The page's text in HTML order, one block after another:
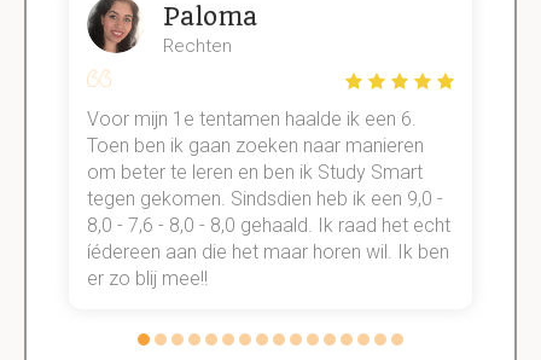
Paloma
Rechten
Voor mijn 1e tentamen haalde ik een 6.
Toen ben ik gaan zoeken naar manieren
om beter te leren en ben ik Study Smart
tegen gekomen. Sindsdien heb ik een 9,0 -
8,0 - 7,6 - 8,0 - 8,0 gehaald. Ik raad het echt
íédereen aan die het maar horen wil. Ik ben
er zo blij mee!!